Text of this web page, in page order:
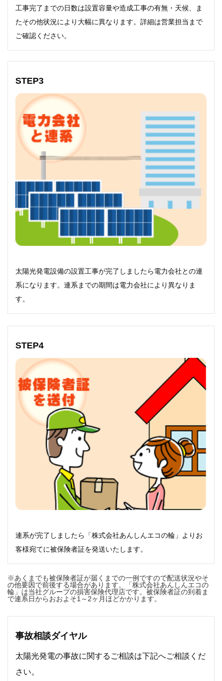
工事完了までの日数は設置容量や造成工事の有無・天候、ま
たその他状況により大幅に異なります。詳細は営業担当まで
ご確認ください。
STEP3
太陽光発電設備の設置工事が完了しましたら電力会社との連
系になります。連系までの期間は電力会社により異なりま
す。
STEP4
連系が完了しましたら「株式会社あんしんエコの輪」よりお
客様宛てに被保険者証を発送いたします。
※あくまでも被保険者証が届くまでの一例ですので配送状況やそ
の他要因で前後する場合があります。「株式会社あんしんエコの
輪」は当社グループの損害保険代理店です。被保険者証の到着ま
で連系日からおおよそ1～2ヶ月ほどかかります。
事故相談ダイヤル
太陽光発電の事故に関するご相談は下記へご相談くだ
さい。